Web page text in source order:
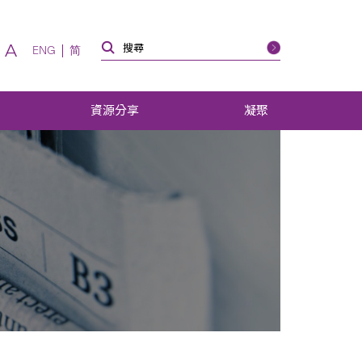
A ENG 简
資源分享 凝聚